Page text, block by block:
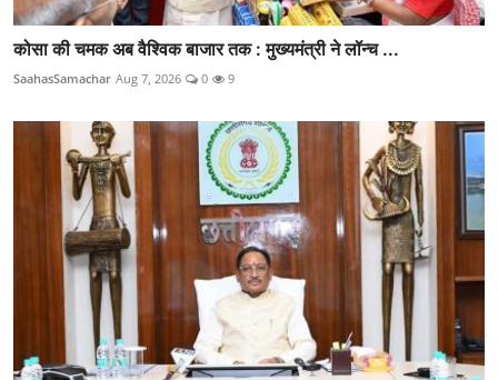
कोसा की चमक अब वैश्विक बाजार तक : मुख्यमंत्री ने लॉन्च ...
SaahasSamachar Aug 7, 2026 0 9